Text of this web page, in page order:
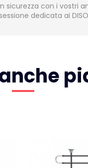
sicurezza con i vostri
dedicata ai